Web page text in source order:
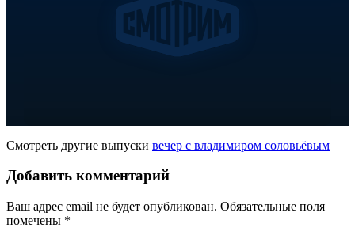
Смотреть другие выпуски вечер с владимиром соловьёвым
Добавить комментарий
Ваш адрес email не будет опубликован. Обязательные поля
помечены *